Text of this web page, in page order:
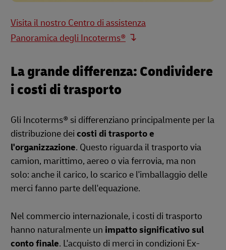
Visita il nostro Centro di assistenza
Panoramica degli Incoterms®
La grande differenza: Condividere
i costi di trasporto
Gli Incoterms® si differenziano principalmente per la
distribuzione dei costi di trasporto e
l'organizzazione. Questo riguarda il trasporto via
camion, marittimo, aereo o via ferrovia, ma non
solo: anche il carico, lo scarico e l'imballaggio delle
merci fanno parte dell'equazione.
Nel commercio internazionale, i costi di trasporto
hanno naturalmente un impatto significativo sul
conto finale. L'acquisto di merci in condizioni Ex-